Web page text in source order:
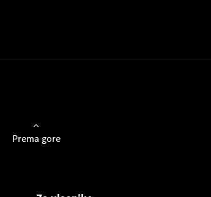
Prema gore